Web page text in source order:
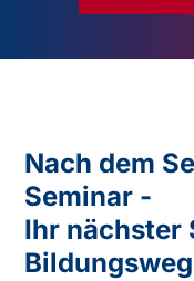
Nach dem
Seminar -
Ihr nächster
Bildungsweg